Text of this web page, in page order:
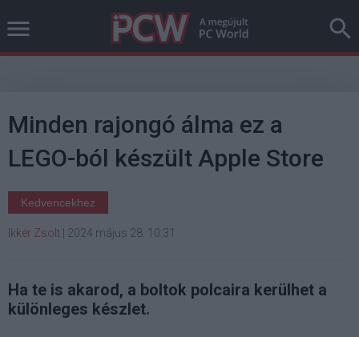
Minden rajongó álma ez a
LEGO-ból készült Apple Store
Kedvencekhez
Ikker Zsolt 2024 május 28. 10:31
Ha te is akarod, a boltok polcaira kerülhet a
különleges készlet.